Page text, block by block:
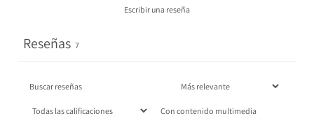
Escribir una reseña
Reseñas 7
Con contenido multimedia